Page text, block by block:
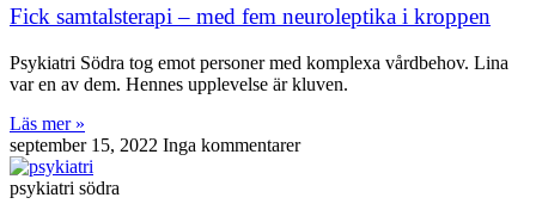
Fick samtalsterapi – med fem neuroleptika i kroppen
Psykiatri Södra tog emot personer med komplexa vårdbehov. Lina
var en av dem. Hennes upplevelse är kluven.
Läs mer »
september 15, 2022 Inga kommentarer
psykiatri södra